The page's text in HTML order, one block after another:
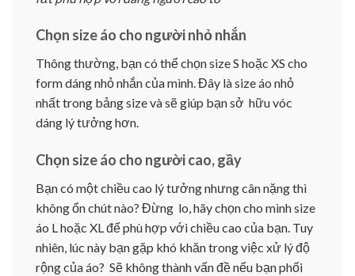
Chọn size áo cho người nhỏ nhắn
Thông thường, bạn có thể chọn size S hoặc XS cho
form dáng nhỏ nhắn của mình. Đây là size áo nhỏ
nhất trong bảng size và sẽ giúp bạn sở hữu vóc
dáng lý tưởng hơn.
Chọn size áo cho người cao, gầy
Bạn có một chiều cao lý tưởng nhưng cân nặng thì
không ổn chút nào? Đừng lo, hãy chọn cho mình size
áo L hoặc XL để phù hợp với chiều cao của bạn. Tuy
nhiên, lúc này bạn gặp khó khăn trong việc xử lý độ
rộng của áo? Sẽ không thành vấn đề nếu bạn phối